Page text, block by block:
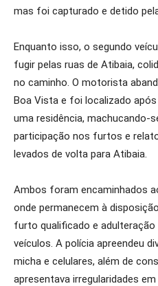
mas foi capturado e detido
Enquanto isso, o segundo
fugir pelas ruas de Atibaia,
no caminho. O motorista
Boa Vista e foi localizado
uma residência, machucando-
participação nos furtos e
levados de volta para Atibaia.
Ambos foram encaminhados
onde permanecem à
furto qualificado e
veículos. A polícia apreendeu
micha e celulares, além de
apresentava irregularidades